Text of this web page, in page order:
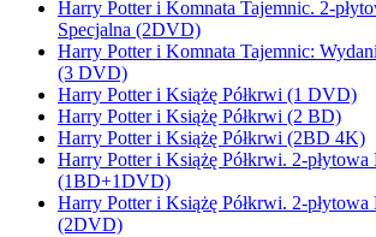
Harry Potter i Komnata Tajemnic. 2-
Specjalna (2DVD)
Harry Potter i Komnata Tajemnic:
(3 DVD)
Harry Potter i Książę Półkrwi (1 DVD)
Harry Potter i Książę Półkrwi (2 BD)
Harry Potter i Książę Półkrwi (2BD 4K)
Harry Potter i Książę Półkrwi. 2-płytowa
(1BD+1DVD)
Harry Potter i Książę Półkrwi. 2-płytowa
(2DVD)